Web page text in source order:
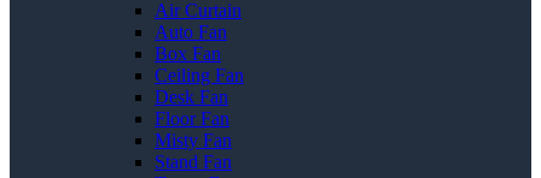
Air Curtain
Auto Fan
Box Fan
Ceiling Fan
Desk Fan
Floor Fan
Misty Fan
Stand Fan